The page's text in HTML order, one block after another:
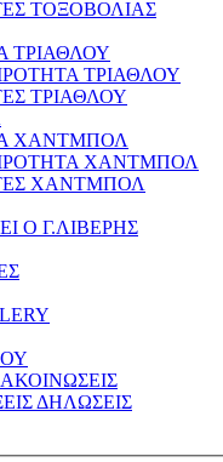
ΤΟΞΟΒΟΛΙΑΣ
ΤΡΙΑΘΛΟΥ
ΤΡΙΑΘΛΟΥ
ΤΡΙΑΘΛΟΥ
ΧΑΝΤΜΠΟΛ
ΧΑΝΤΜΠΟΛ
ΧΑΝΤΜΠΟΛ
Ο Γ.ΛΙΒΕΡΗΣ
ΔΗΛΩΣΕΙΣ